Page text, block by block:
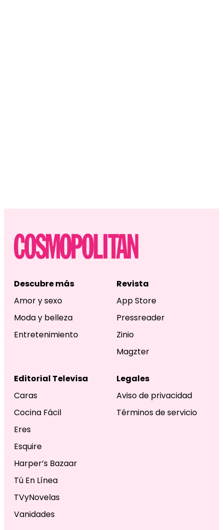
Descubre más
Amor y sexo
Moda y belleza
Entretenimiento
Revista
App Store
Pressreader
Zinio
Magzter
Editorial Televisa
Caras
Cocina Fácil
Eres
Esquire
Harper’s Bazaar
Tú En Línea
TVyNovelas
Vanidades
Legales
Aviso de privacidad
Términos de servicio